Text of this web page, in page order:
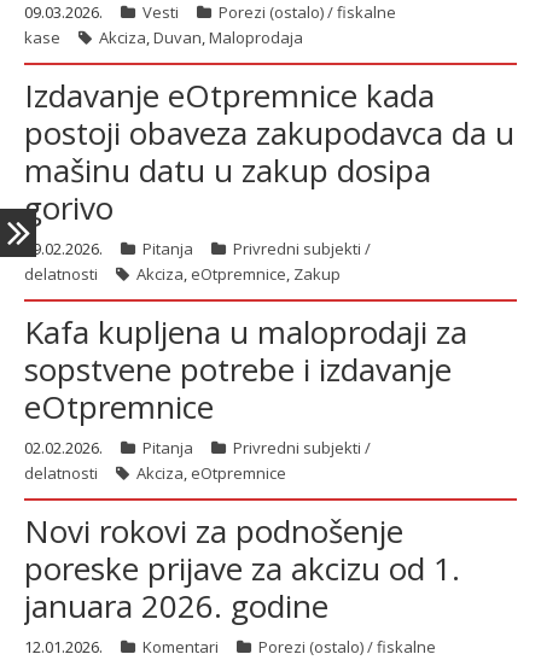
09.03.2026. Vesti
Porezi (ostalo) / fiskalne
kase
Akciza,Duvan,Maloprodaja
Izdavanje eOtpremnice kada
postoji obaveza zakupodavca da u
mašinu datu u zakup dosipa
gorivo
09.02.2026. Pitanja
Privredni subjekti /
delatnosti
Akciza, eOtpremnice, Zakup
Kafa kupljena u maloprodaji za
sopstvene potrebe i izdavanje
eOtpremnice
02.02.2026. Pitanja
Privredni subjekti /
delatnosti
Akciza, eOtpremnice
Novi rokovi za podnošenje
poreske prijave za akcizu od 1.
januara 2026. godine
12.01.2026. Komentari
Porezi (ostalo) / fiskalne